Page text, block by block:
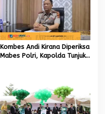
Kombes Andi Kirana Diperiksa
Mabes Polri, Kapolda Tunjuk
Aceh